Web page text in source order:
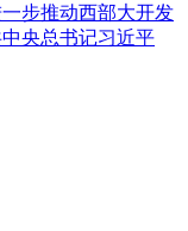
步推动西部大开发
央总书记习近平